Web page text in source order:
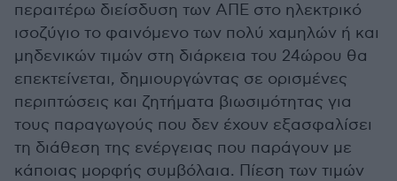
περαιτέρω διείσδυση των ΑΠΕ στο ηλεκτρικό
ισοζύγιο το φαινόμενο των πολύ χαμηλών ή και
μηδενικών τιμών στη διάρκεια του 24ώρου θα
επεκτείνεται, δημιουργώντας σε ορισμένες
περιπτώσεις και ζητήματα βιωσιμότητας για
τους παραγωγούς που δεν έχουν εξασφαλίσει
τη διάθεση της ενέργειας που παράγουν με
κάποιας μορφής συμβόλαια. Πίεση των τιμών